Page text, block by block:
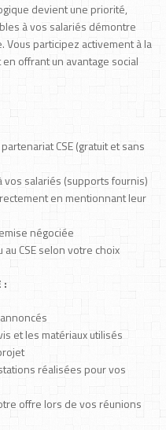
devient une priorité,
à vos salariés démontre
participez activement à la
offrant un avantage social
CSE (gratuit et sans
vos salariés (supports fournis)
en mentionnant leur
négociée
CSE selon votre choix
:
et les matériaux utilisés
réalisées pour vos
offre lors de vos réunions